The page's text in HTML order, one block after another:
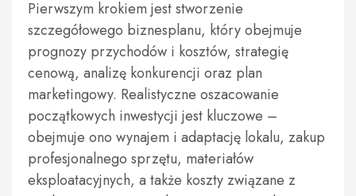
Pierwszym krokiem jest stworzenie
szczegółowego biznesplanu, który obejmuje
prognozy przychodów i kosztów, strategię
cenową, analizę konkurencji oraz plan
marketingowy. Realistyczne oszacowanie
początkowych inwestycji jest kluczowe –
obejmuje ono wynajem i adaptację lokalu, zakup
profesjonalnego sprzętu, materiałów
eksploatacyjnych, a także koszty związane z